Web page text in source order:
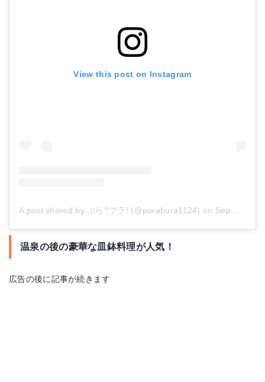
View this post on Instagram
A post shared by ぷら?ブラ! (@purabura1124) on Sep 26, 2018 at 4:48pm PDT
温泉の後の豪華な皿鉢料理が人気！
広告の後に記事が続きます